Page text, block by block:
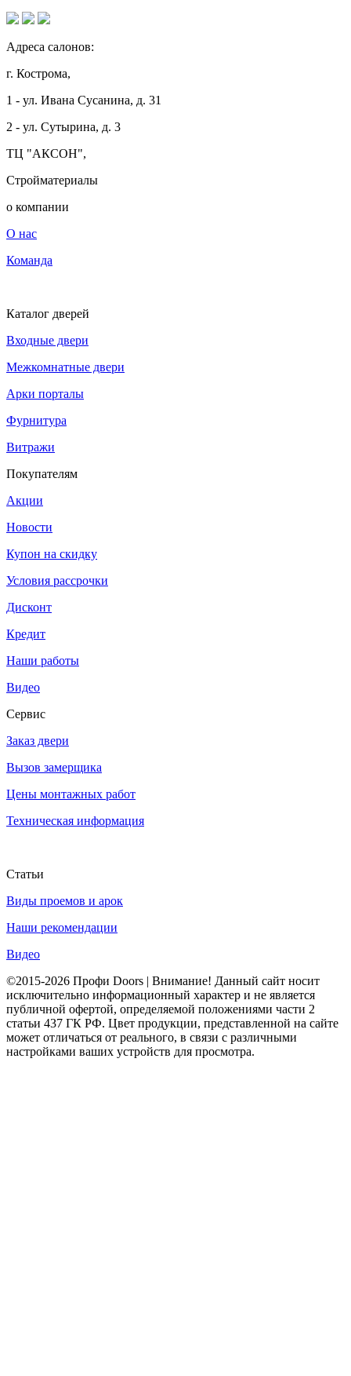
Адреса салонов:
г. Кострома,
1 - ул. Ивана Сусанина, д. 31
2 - ул. Сутырина, д. 3
ТЦ "АКСОН",
Стройматериалы
о компании
О нас
Команда
Каталог дверей
Входные двери
Межкомнатные двери
Арки порталы
Фурнитура
Витражи
Покупателям
Акции
Новости
Купон на скидку
Условия рассрочки
Дисконт
Кредит
Наши работы
Видео
Сервис
Заказ двери
Вызов замерщика
Цены монтажных работ
Техническая информация
Статьи
Виды проемов и арок
Наши рекомендации
Видео
©2015-2026 Профи Doors | Внимание! Данный сайт носит
исключительно информационный характер и не является
публичной офертой, определяемой положениями части 2
статьи 437 ГК РФ. Цвет продукции, представленной на сайте
может отличаться от реального, в связи с различными
настройками ваших устройств для просмотра.